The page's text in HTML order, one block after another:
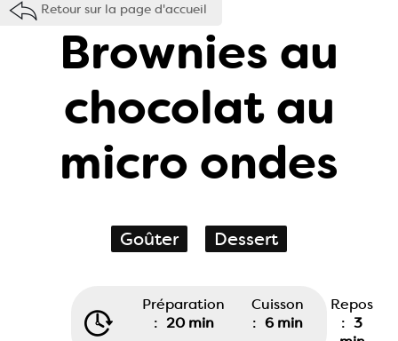
Retour sur la page d'accueil
Brownies au
chocolat au
micro ondes
Goûter Dessert
Préparation
: 20 min
Cuisson
: 6 min
Repos
: 3